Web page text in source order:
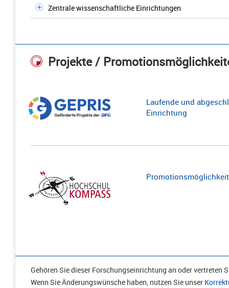
Zentrale wissenschaftliche Einrichtungen
Projekte /
Laufende und
Einrichtung
Gehören Sie dieser Forschungseinrichtung an oder vertreten
Wenn Sie Änderungswünsche haben, nutzen Sie unser